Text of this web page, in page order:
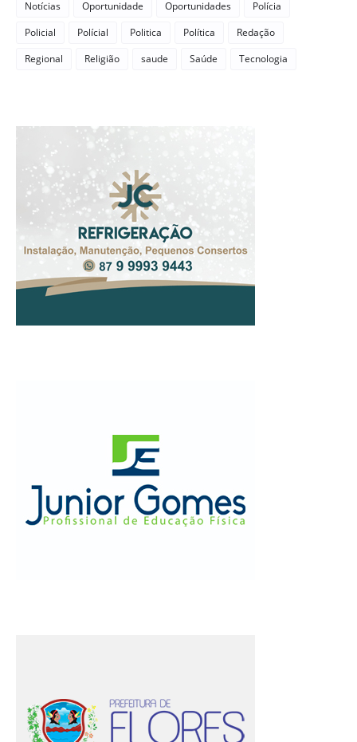
Notícias Oportunidade Oportunidades
Polícia
Policial
Polícial Politica Política
Redação
Regional
Religião saude Saúde Tecnologia